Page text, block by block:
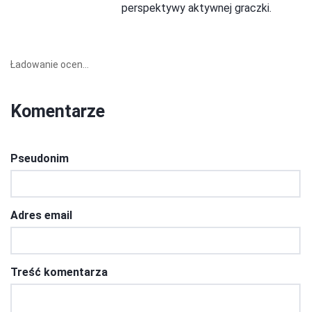
perspektywy aktywnej graczki.
Ładowanie ocen...
Komentarze
Pseudonim
Adres email
Treść komentarza